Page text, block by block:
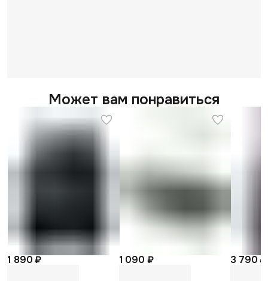
Может вам понравиться
1 890 ₽ 1 090 ₽ 3 790 ₽